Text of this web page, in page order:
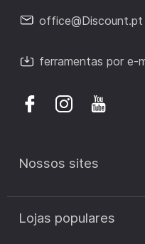
office@Discount.pt
ferramentas por e-
Nossos sites
discount.pt
discount.sk
Lojas populares